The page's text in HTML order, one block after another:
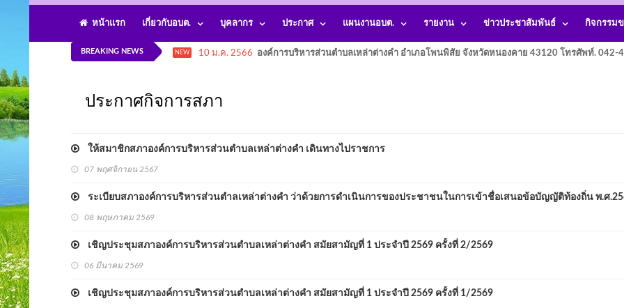
หน้าแรก เกี่ยวกับอบต. บุคลากร ประกาศ แผนงานอบต. รายงาน ข่าวประชาสัมพันธ์ กิจกรรมข
BREAKING NEWS NEW 10 ม.ค. 2566 องค์การบริหารส่วนตำบลเหล่าต่างคำ อำเภอโพนพิสัย จังหวัดหนองคาย 43120 โทรศัพท์. 042-
ประกาศกิจการสภา
ให้สมาชิกสภาองค์การบริหารส่วนตำบลเหล่าต่างคำ เดินทางไปราชการ
07 พฤศจิกายน 2567
ระเบียบสภาองค์การบริหารส่วนตำลเหล่าต่างคำ ว่าด้วยการดำเนินการของประชาชนในการเข้าชื่อเสนอข้อบัญญัติท้องถิ่น พ.ศ
08 พฤษภาคม 2569
เชิญประชุมสภาองค์การบริหารส่วนตำบลเหล่าต่างคำ สมัยสามัญที่ 1 ประจำปี 2569 ครั้งที่ 2/2569
06 มีนาคม 2569
เชิญประชุมสภาองค์การบริหารส่วนตำบลเหล่าต่างคำ สมัยสามัญที่ 1 ประจำปี 2569 ครั้งที่ 1/2569